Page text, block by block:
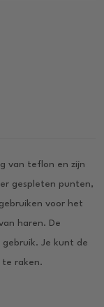
van teflon en zijn
gespleten punten,
voor het
haren. De
gebruik. Je kunt de
te raken.